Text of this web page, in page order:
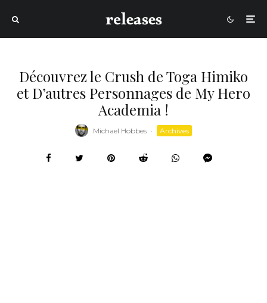
Découvrez le Crush de Toga Himiko
et D’autres Personnages de My Hero
Academia !
Michael Hobbes · Archives